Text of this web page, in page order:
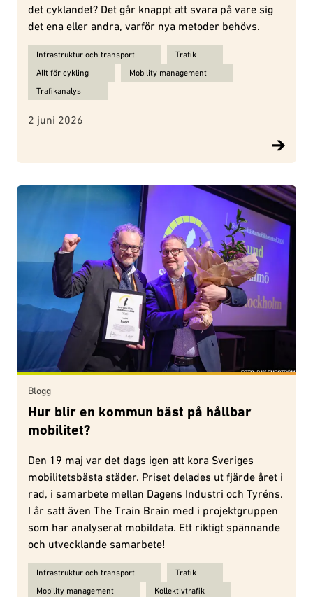
det cyklandet? Det går knappt att svara på vare sig
det ena eller andra, varför nya metoder behövs.
Ämnen för Växer antalet cyklister i samma takt som
Infrastruktur och transport
Trafik
Allt för cykling
Mobility management
Trafikanalys
2 juni 2026
Blogg
Hur blir en kommun bäst på hållbar
mobilitet?
Den 19 maj var det dags igen att kora Sveriges
mobilitetsbästa städer. Priset delades ut fjärde året i
rad, i samarbete mellan Dagens Industri och Tyréns.
I år satt även The Train Brain med i projektgruppen
som har analyserat mobildata. Ett riktigt spännande
och utvecklande samarbete!
Ämnen för Hur blir en kommun bäst på hållbar mobilitet?:
Infrastruktur och transport
Trafik
Mobility management
Kollektivtrafik